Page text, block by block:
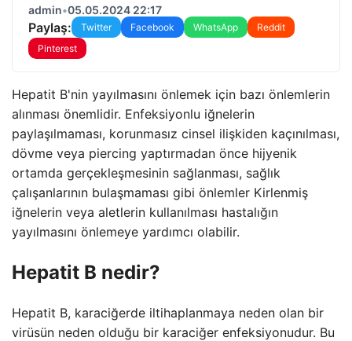
admin•05.05.2024 22:17
Paylaş: Twitter Facebook WhatsApp
Reddit
Pinterest
Hepatit B'nin yayılmasını önlemek için bazı önlemlerin
alınması önemlidir. Enfeksiyonlu iğnelerin
paylaşılmaması, korunmasız cinsel ilişkiden kaçınılması,
dövme veya piercing yaptırmadan önce hijyenik
ortamda gerçekleşmesinin sağlanması, sağlık
çalışanlarının bulaşmaması gibi önlemler Kirlenmiş
iğnelerin veya aletlerin kullanılması hastalığın
yayılmasını önlemeye yardımcı olabilir.
Hepatit B nedir?
Hepatit B, karaciğerde iltihaplanmaya neden olan bir
virüsün neden olduğu bir karaciğer enfeksiyonudur. Bu